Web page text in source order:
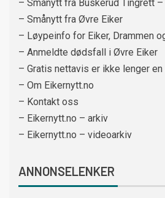
– Smånytt fra Buskerud Tingrett –
– Smånytt fra Øvre Eiker
– Løypeinfo for Eiker, Drammen
– Anmeldte dødsfall i Øvre Eiker
– Gratis nettavis er ikke lenger
– Om Eikernytt.no
– Kontakt oss
– Eikernytt.no – arkiv
– Eikernytt.no – videoarkiv
ANNONSELENKER